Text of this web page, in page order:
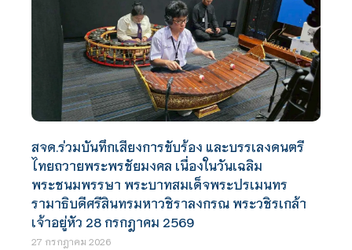
สจด.ร่วมบันทึกเสียงการขับร้อง และบรรเลงดนตรี
ไทยถวายพระพรชัยมงคล เนื่องในวันเฉลิม
พระชนมพรรษา พระบาทสมเด็จพระปรเมนทร
รามาธิบดีศรีสินทรมหาวชิราลงกรณ พระวชิรเกล้า
เจ้าอยู่หัว 28 กรกฎาคม 2569
27 กรกฎาคม 2026